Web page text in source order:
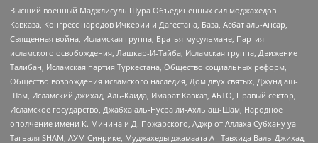
Высший военный Маджлисуль Шура Объединенных сил моджахедов
Кавказа, Конгресс народов Ичкерии и Дагестана, База, Асбат аль-Ансар,
Священная война, Исламская группа, Братья-мусульмане, Партия
исламского освобождения, Лашкар-И-Тайба, Исламская группа, Движение
Талибан, Исламская партия Туркестана, Общество социальных реформ,
Общество возрождения исламского наследия, Дом двух святых, Джунд аш-
Шам, Исламский джихад, Аль-Каида, Имарат Кавказ, АБТО, Правый сектор,
Исламское государство, Джабха аль-Нусра ли-Ахль аш-Шам, Народное
ополчение имени К. Минина и Д. Пожарского, Аджр от Аллаха Субхану уа
Тагьаля SHAM, АУМ Синрике, Муджахеды джамаата Ат-Тавхида Валь-Джихад,